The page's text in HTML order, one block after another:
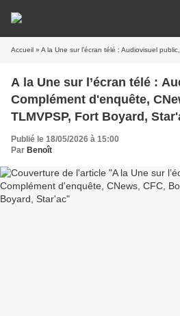
Accueil » A la Une sur l’écran télé : Audiovisuel public, Complément d'enquête,
A la Une sur l’écran télé :
Complément d'enquête,
TLMVPSP, Fort Boyard,
Publié le 18/05/2026 à 15:00
Par Benoît